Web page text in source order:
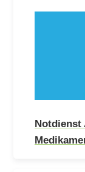
Notdienst